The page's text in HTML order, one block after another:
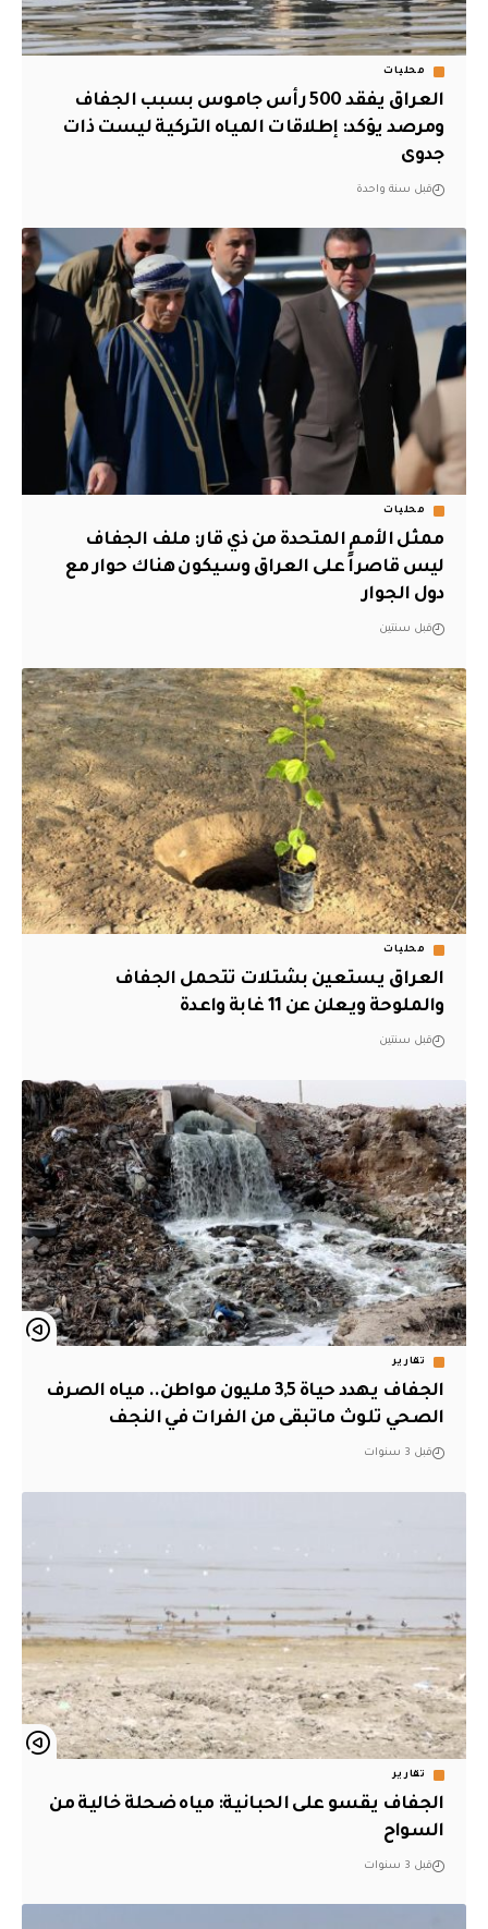
محليات
العراق يفقد 500 رأس جاموس بسبب الجفاف
ومرصد يؤكد: إطلاقات المياه التركية ليست ذات
جدوى
قبل سنة واحدة
محليات
‏ممثل الأمم المتحدة من ذي قار: ملف الجفاف
ليس قاصراً على العراق وسيكون هناك حوار مع
دول الجوار
قبل سنتين
محليات
العراق يستعين بشتلات تتحمل الجفاف
والملوحة ويعلن عن 11 غابة واعدة
قبل سنتين
تقارير
الجفاف يهدد حياة 3,5 مليون مواطن.. مياه الصرف
الصحي تلوث ماتبقى من الفرات في النجف
قبل 3 سنوات
تقارير
الجفاف يقسو على الحبانية: مياه ضحلة خالية من
السواح
قبل 3 سنوات